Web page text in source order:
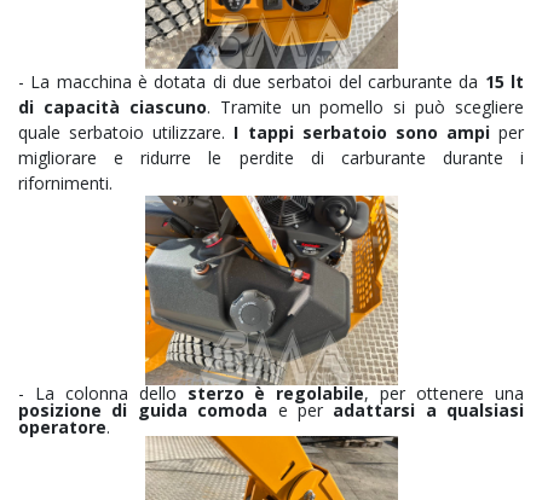
- La macchina è dotata di due serbatoi del carburante da 15 lt
di capacità ciascuno. Tramite un pomello si può scegliere
quale serbatoio utilizzare. I tappi serbatoio sono ampiper
migliorare e ridurre le perdite di carburante durante i
rifornimenti.
- La colonna dellosterzo è regolabile, per ottenere una
posizione di guida comoda e per adattarsi a qualsiasi
operatore.